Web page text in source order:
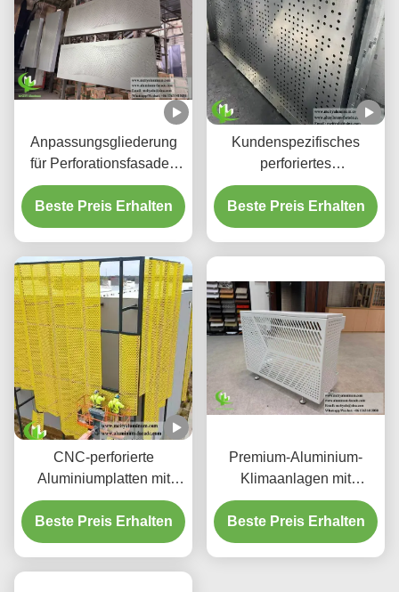
Anpassungsgliederung
für Perforationsfasaden
aus Aluminium und
Bildschirmplatten
Beste Preis Erhalten
Kundenspezifisches
perforiertes
hinterleuchtetes
Aluminium-
Deckensystem mit
Laser-geschnittenen
Mustern
Beste Preis Erhalten
CNC-perforierte
Aluminiumplatten mit
3003 H14/H24-Legierung
und PVDF-Beschichtung
für Fassaden
Beste Preis Erhalten
Premium-Aluminium-
Klimaanlagen mit
dekorativen
Schutzschirmen
Beste Preis Erhalten